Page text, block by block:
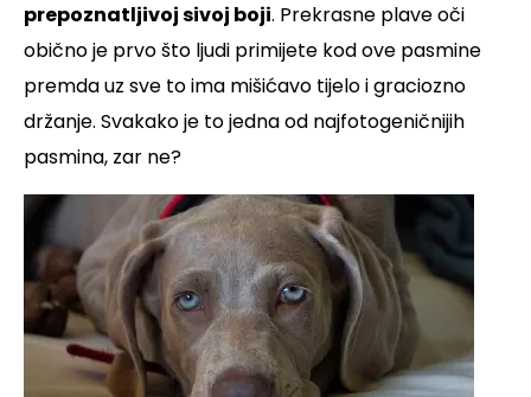
prepoznatljivoj sivoj boji. Prekrasne plave oči
obično je prvo što ljudi primijete kod ove pasmine
premda uz sve to ima mišićavo tijelo i graciozno
držanje. Svakako je to jedna od najfotogeničnijih
pasmina, zar ne?